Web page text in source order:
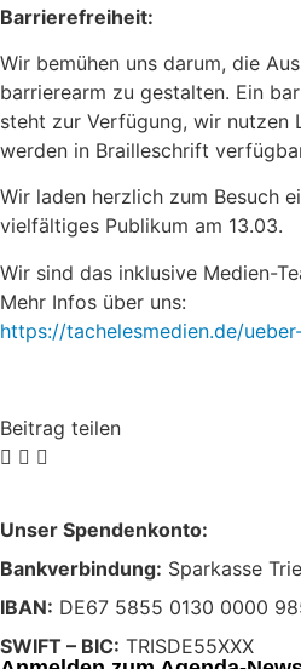
Barrierefreiheit:
Wir bemühen uns darum, die
barrierearm zu gestalten. Ein
steht zur Verfügung, wir nutzen
werden in Brailleschrift
Wir laden herzlich zum Besuch
vielfältiges Publikum am 13.03.
Wir sind das inklusive Medien-
Mehr Infos über uns:
https://tachelesmedien.de/
Beitrag teilen
Unser Spendenkonto:
Bankverbindung: Sparkasse
IBAN: DE67 5855 0130 0000
SWIFT – BIC: TRISDE55XXX